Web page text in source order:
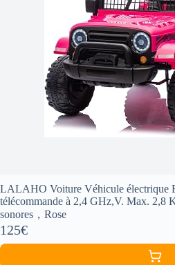
LALAHO Voiture Véhicule électrique
télécommande à 2,4 GHz,V. Max. 2,8
sonores，Rose
125€